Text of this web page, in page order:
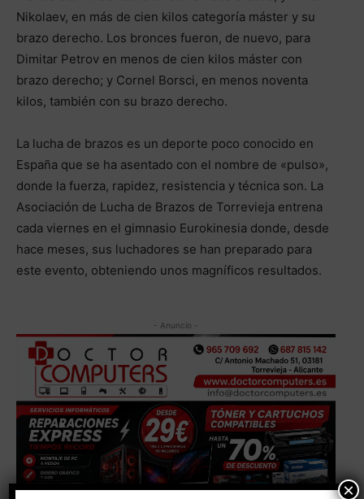
Nikolaev, en más de cien kilos categoría máster y su
brazo derecho. Los bronces fueron, de nuevo, para
Dimitar Petrov en menos de cien kilos máster con
brazo derecho; y Cornel Borsci, en menos noventa
kilos, también con su brazo derecho.
La lucha de brazos es un deporte poco conocido en
España que se ha asentado con el nombre de «pulso»,
donde la fuerza, rapidez, resistencia y técnica son. La
Asociación de Lucha de Brazos de Torrevieja entrena
cada viernes en el gimnasio Eurokinesia donde, desde
hace meses, sus luchadores se han preparado para
este evento, obteniendo unos magníficos resultados.
- Anuncio -
×